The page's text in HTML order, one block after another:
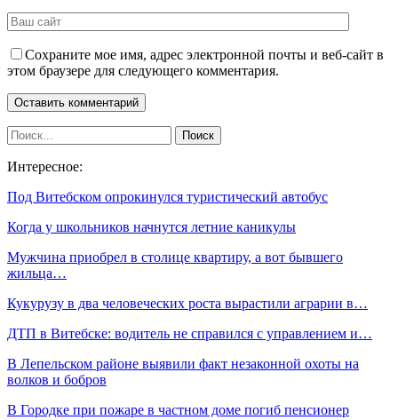
Сохраните мое имя, адрес электронной почты и веб-сайт в
этом браузере для следующего комментария.
Интересное:
Под Витебском опрокинулся туристический автобус
Когда у школьников начнутся летние каникулы
Мужчина приобрел в столице квартиру, а вот бывшего
жильца…
Кукурузу в два человеческих роста вырастили аграрии в…
ДТП в Витебске: водитель не справился с управлением и…
В Лепельском районе выявили факт незаконной охоты на
волков и бобров
В Городке при пожаре в частном доме погиб пенсионер